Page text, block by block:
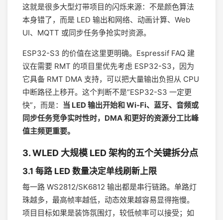
这就是很多大型灯带项目的闪烁来源：不是颜色算法
本身错了，而是 LED 输出和网络、动画计算、Web
UI、MQTT 或同步任务争抢实时资源。
ESP32-S3 的价值在这里更明确。Espressif FAQ 建
议在需要 RMT 的项目里优先考虑 ESP32-S3，因为
它具备 RMT DMA 支持，可以把大量输出负担从 CPU
中断路径上移开。这个判断不是“ESP32-S3 一定更
快”，而是：
当 LED 输出开始和 Wi-Fi、蓝牙、音频或
同步任务竞争实时性时，DMA 和更好的资源分工比峰
值主频更重要。
3. WLED 大规模 LED 架构的五个关键拆分点
3.1 每路 LED 数量决定单线刷新上限
每一路 WS2812/SK6812 输出都是串行链路。单路灯
珠越多，最高帧率越低，动态效果越容易显得拖慢。
项目目标如果是装饰氛围灯，较低帧率可以接受；如